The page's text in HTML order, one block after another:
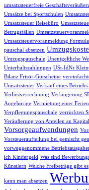
umsatzsteuerfreie
Umsätze bei Sportschulen
Umsatzsteuer Reisebüro
Betrugsfällen
Umsatzsteuervoranmeldung
pauschal absetzen
Umzugspauschale Unentgeltliche
Unterhaltszahlungen USt-IdNr
Bilanz Frisör-Gutscheine
Umsatzsteuer Verkauf eines
Verlustverrechnung Verlängerung
Angehörige Vermietung einer
Verpflegungspauschale verrückten
Veräußerung von Anteilen an
Vorsorgeaufwendungen
Vorsteueraufteilung bei gemischt
vorweggenommene
ich Kindergeld Was sind
Künstlern Welche Freibeträge gibt es
kann man absetzen